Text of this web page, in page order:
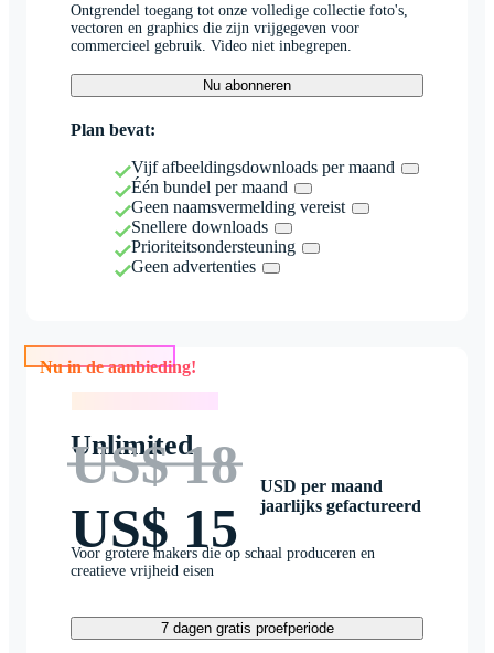
Ontgrendel toegang tot onze volledige collectie foto's,
vectoren en graphics die zijn vrijgegeven voor
commercieel gebruik. Video niet inbegrepen.
Nu abonneren
Plan bevat:
Vijf afbeeldingsdownloads per maand
Één bundel per maand
Geen naamsvermelding vereist
Snellere downloads
Prioriteitsondersteuning
Geen advertenties
Nu in de aanbieding!
Unlimited
US$ 18
US$ 15
USD per maand
jaarlijks gefactureerd
Voor grotere makers die op schaal produceren en
creatieve vrijheid eisen
7 dagen gratis proefperiode